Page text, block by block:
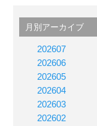
月別アーカイブ
202607
202606
202605
202604
202603
202602